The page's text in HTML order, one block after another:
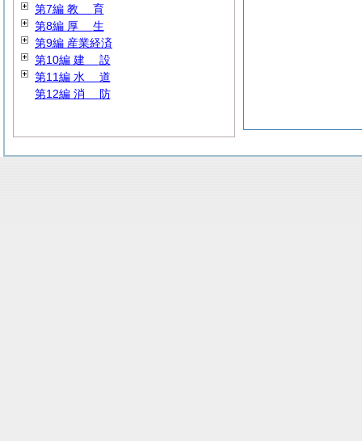
第7編 教 育
第8編 厚 生
第9編 産業経済
第10編 建 設
第11編 水 道
第12編 消 防